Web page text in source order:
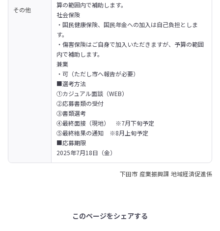
その他
算の範囲内で補助します。
社会保険
・国民健康保険、国民年金への加入は自己負担としま
す。
・傷害保険はご自身で加入いただきますが、予算の範囲
内で補助します。
兼業
・可（ただし市へ報告が必要）
■選考方法
①カジュアル面談（WEB）
②応募書類の受付
③書類選考
④最終面接（現地）　※7月下旬予定
⑤最終結果の通知　※8月上旬予定
■応募期限
2025年7月18日（金）
下田市 産業振興課 地域経済促進係
このページをシェアする